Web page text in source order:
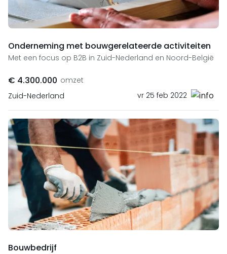
Onderneming met bouwgerelateerde activiteiten
Met een focus op B2B in Zuid-Nederland en Noord-België
€ 4.300.000 omzet
Zuid-Nederland
vr 25 feb 2022
Bouwbedrijf